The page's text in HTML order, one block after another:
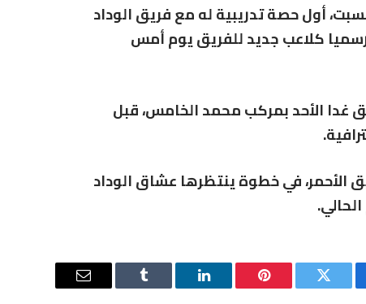
أول حصة تدريبية له مع فريق الوداد
كلاعب جديد للفريق يوم أمس
غدا الأحد بمركب محمد الخامس، قبل
صفوف الفريق الأحمر، في خطوة ينتظرها عشاق الوداد
تويتر بينتيريستلينكدإن Tumblr
البريد